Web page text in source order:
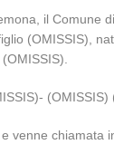
il
(OMISSIS),